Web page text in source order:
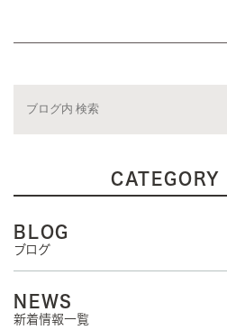
CATEGORY
BLOG
ブログ
NEWS
新着情報一覧